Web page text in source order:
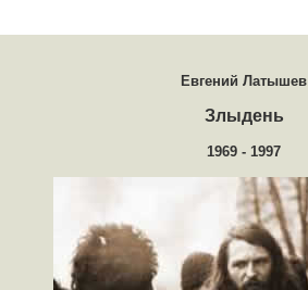
Евгений Латышев
Злыдень
1969 - 1997